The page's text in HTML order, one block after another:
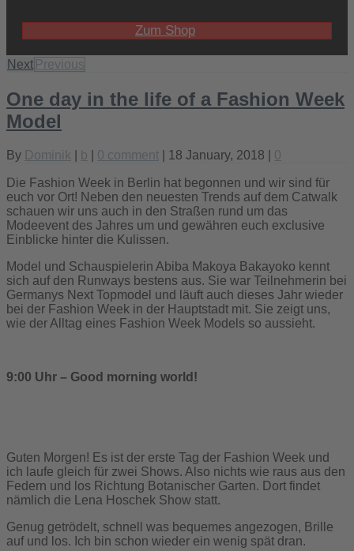
Zum Shop
Next Previous
One day in the life of a Fashion Week
Model
By Dominik b 0 comment | 18 January, 2018 | 0
Die Fashion Week in Berlin hat begonnen und wir sind für
euch vor Ort! Neben den neuesten Trends auf dem Catwalk
schauen wir uns auch in den Straßen rund um das
Modeevent des Jahres um und gewähren euch exclusive
Einblicke hinter die Kulissen.
Model und Schauspielerin Abiba Makoya Bakayoko kennt
sich auf den Runways bestens aus. Sie war Teilnehmerin bei
Germanys Next Topmodel und läuft auch dieses Jahr wieder
bei der Fashion Week in der Hauptstadt mit. Sie zeigt uns,
wie der Alltag eines Fashion Week Models so aussieht.
9:00 Uhr – Good morning world!
Guten Morgen! Es ist der erste Tag der Fashion Week und
ich laufe gleich für zwei Shows. Also nichts wie raus aus den
Federn und los Richtung Botanischer Garten. Dort findet
nämlich die Lena Hoschek Show statt.
Genug getrödelt, schnell was bequemes angezogen, Brille
auf und los. Ich bin schon wieder ein wenig spät dran.